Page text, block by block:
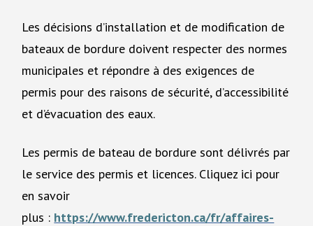
Les décisions d’installation et de modification de
bateaux de bordure doivent respecter des normes
municipales et répondre à des exigences de
permis pour des raisons de sécurité, d’accessibilité
et d’évacuation des eaux.
Les permis de bateau de bordure sont délivrés par
le service des permis et licences. Cliquez ici pour
en savoir
plus : https://www.fredericton.ca/fr/affaires-